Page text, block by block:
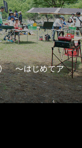
〜はじめてア